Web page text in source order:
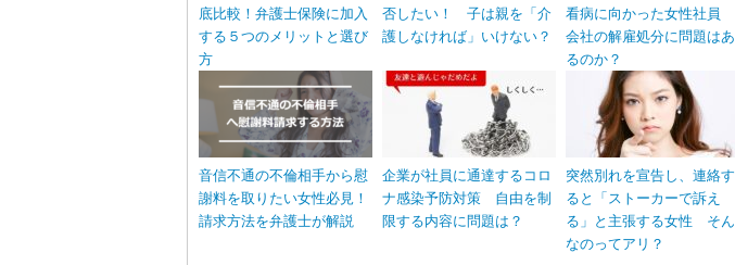
底比較！弁護士保険に加入
する５つのメリットと選び
方
否したい！ 子は親を「介
護しなければ」いけない？
看病に向かった女性社員
会社の解雇処分に問題はあ
るのか？
音信不通の不倫相手から慰
謝料を取りたい女性必見！
請求方法を弁護士が解説
企業が社員に通達するコロ
ナ感染予防対策 自由を制
限する内容に問題は？
突然別れを宣告し、連絡す
ると「ストーカーで訴え
る」と主張する女性 そん
なのってアリ？